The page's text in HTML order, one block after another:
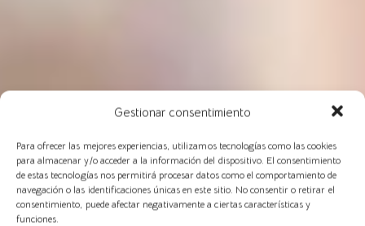
Gestionar consentimiento
Para ofrecer las mejores experiencias, utilizamos tecnologías como las cookies
para almacenar y/o acceder a la información del dispositivo. El consentimiento
de estas tecnologías nos permitirá procesar datos como el comportamiento de
navegación o las identificaciones únicas en este sitio. No consentir o retirar el
consentimiento, puede afectar negativamente a ciertas características y
funciones.